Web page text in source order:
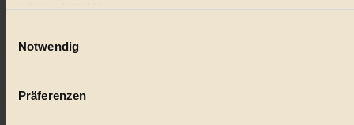
Wenn Sie es erlauben, würden wir auch gerne:
Ihr Gerät durch aktives Scannen nach bestimmten
Notwendig
Präferenzen
Vegan